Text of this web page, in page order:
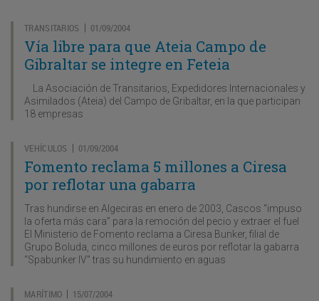
TRANSITARIOS | 01/09/2004
Vía libre para que Ateia Campo de
Gibraltar se integre en Feteia
La Asociación de Transitarios, Expedidores Internacionales y
Asimilados (Ateia) del Campo de Gribaltar, en la que participan
18 empresas
VEHÍCULOS | 01/09/2004
Fomento reclama 5 millones a Ciresa
por reflotar una gabarra
Tras hundirse en Algeciras en enero de 2003, Cascos “impuso
la oferta más cara” para la remoción del pecio y extraer el fuel
El Ministerio de Fomento reclama a Ciresa Bunker, filial de
Grupo Boluda, cinco millones de euros por reflotar la gabarra
“Spabunker IV” tras su hundimiento en aguas
MARÍTIMO | 15/07/2004